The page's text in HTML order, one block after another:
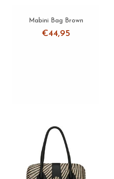
Mabini Bag Brown
€44,95